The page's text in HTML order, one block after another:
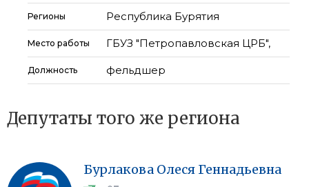
Регионы Республика Бурятия
Место работы ГБУЗ "Петропавловская ЦРБ",
Должность фельдшер
Депутаты того же региона
Бурлакова Олеся Геннадьевна